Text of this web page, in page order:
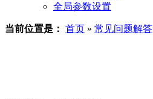
全局参数设置
当前位置是： 首页 » 常见问题解答